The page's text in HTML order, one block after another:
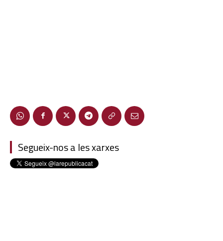
Segueix-nos a les xarxes